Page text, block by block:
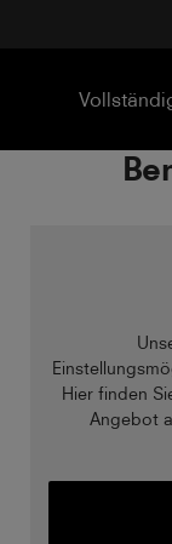
Hier finden
Angebot